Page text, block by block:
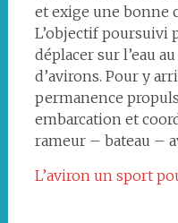
et exige une bonne
L’objectif poursuivi
déplacer sur l’eau
d’avirons. Pour y
permanence
embarcation et
rameur – bateau –
L’aviron un sport